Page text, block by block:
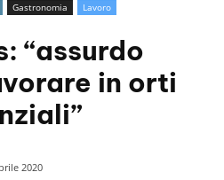
Gastronomia Lavoro
“assurdo
in orti
2020